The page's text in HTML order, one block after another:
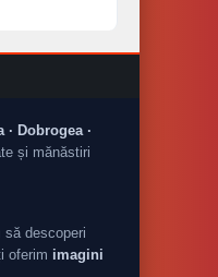
· Dobrogea ·
și mănăstiri
să descoperi
oferim imagini